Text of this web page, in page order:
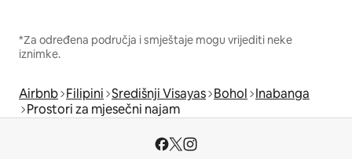
*Za određena područja i smještaje mogu vrijediti neke
iznimke.
Airbnb Filipini Središnji Visayas Bohol Inabanga
Prostori za mjesečni najam